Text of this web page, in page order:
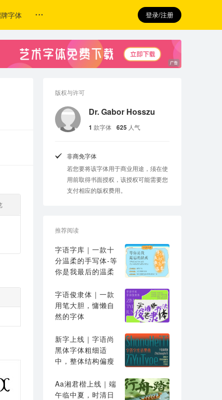
字体 登录/注册
版权与许可
Dr. Gabor Hosszu
1 款字体 625 人气
非商免字体
若您要将该字体用于商业用途，须在使
用前取得书面授权，该授权可能需要您
支付相应的版权费用。
推荐阅读
字语字库｜一款十
分温柔的手写体-等
你是我最后的温柔
字语俊隶体｜一款
用笔大胆，慵懒自
然的字体
新字上线｜字语尚
黑体字体粗细适
中，整体结构偏瘦
Aa湘君楷上线｜端
午临中夏，时清日